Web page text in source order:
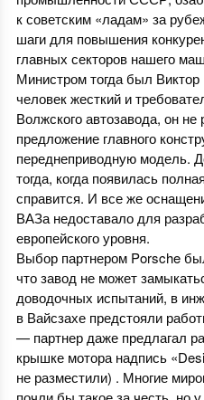
к советским «ладам» за
шаги для повышения
главных секторов нашего
Министром тогда был
человек жесткий и
Волжского автозавода, он не
предложение главного
переднеприводную модель.
тогда, когда появилась
справится. И все же
ВАЗа недоставало для
европейского уровня.
Выбор партнером Porsche
что завод не может
доводочных испытаний, в
в Вайсзахе предстояли
— партнер даже предлагал
крышке мотора надпись
не разместили) . Многие